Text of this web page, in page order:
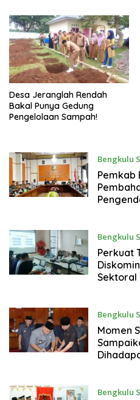
Desa Jeranglah Rendah
Bakal Punya Gedung
Pengelolaan Sampah!
Bengkulu
Pemkab
Bengkulu
Perkuat
Sektoral
Bengkulu
Momen
Bengkulu